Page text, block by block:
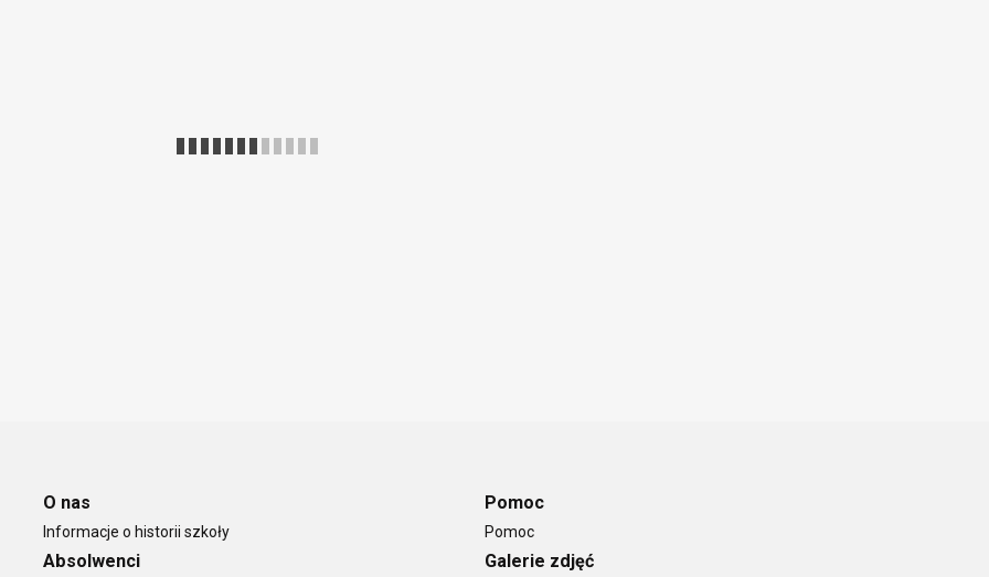
O nas
Informacje o historii szkoły
Absolwenci
Pomoc
Pomoc
Galerie zdjęć